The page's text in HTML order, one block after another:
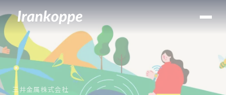
三井金属株式会社